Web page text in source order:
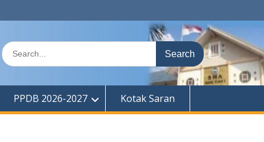
Search
for:
PPDB 2026-2027 Kotak Saran